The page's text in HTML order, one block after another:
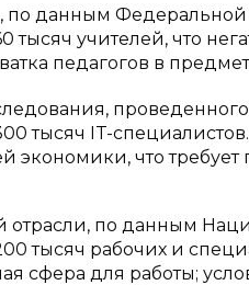
по данным Федеральной
тысяч учителей, что
педагогов в
тысяч IT-
экономики, что
отрасли, по данным
тысяч рабочих и
сфера для работы;